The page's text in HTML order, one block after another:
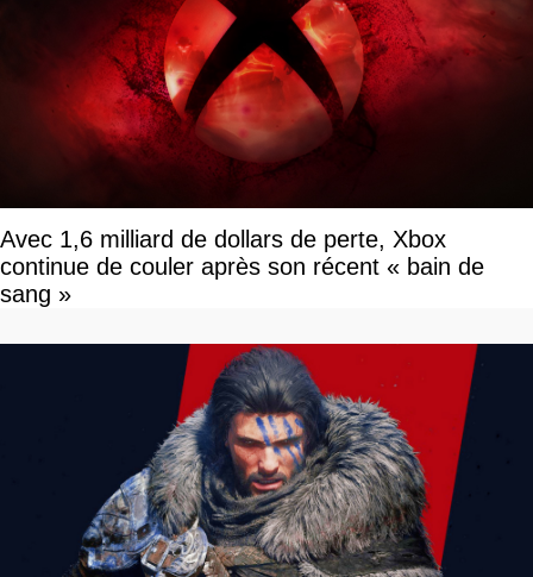
Avec 1,6 milliard de dollars de perte, Xbox
continue de couler après son récent « bain de
sang »